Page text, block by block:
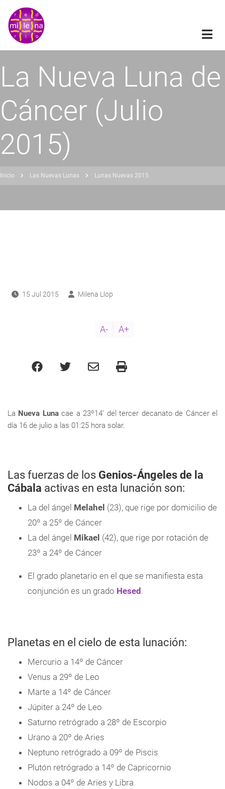
Pasar
contenido
principal
La Nueva Luna de
Cáncer (Julio
2015)
Inicio Las Nuevas Lunas Lunas Nuevas 2015
15 Jul 2015 Milena Llop
A- A+
La Nueva Lunacae a 23º14’ del tercer decanato de Cáncer el
día 16 de julio a las 01:25 hora solar.
Las fuerzas de los Genios-Ángeles de la
Cábala activas en esta lunación son:
La del ángel Melahel (23), que rige por domicilio de
20º a 25º de Cáncer
La del ángel Mikael (42), que rige por rotación de
23º a 24º de Cáncer
El grado planetario en el que se manifiesta esta
conjunción es un grado Hesed .
Planetas en el cielo de esta lunación:
Mercurio a 14º de Cáncer
Venus a 29º de Leo
Marte a 14º de Cáncer
Júpiter a 24º de Leo
Saturno retrógrado a 28º de Escorpio
Urano a 20º de Aries
Neptuno retrógrado a 09º de Piscis
Plutón retrógrado a 14º de Capricornio
Nodos a 04º de Aries y Libra